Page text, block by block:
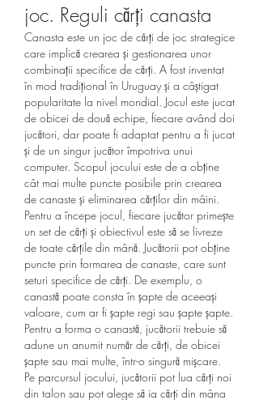
joc. Reguli cărți canasta
Canasta este un joc de cărți de joc strategice
care implică crearea și gestionarea unor
combinații specifice de cărți. A fost inventat
în mod tradițional în Uruguay și a câștigat
popularitate la nivel mondial. Jocul este jucat
de obicei de două echipe, fiecare având doi
jucători, dar poate fi adaptat pentru a fi jucat
și de un singur jucător împotriva unui
computer. Scopul jocului este de a obține
cât mai multe puncte posibile prin crearea
de canaste și eliminarea cărților din mâini.
Pentru a începe jocul, fiecare jucător primește
un set de cărți și obiectivul este să se livreze
de toate cărțile din mână. Jucătorii pot obține
puncte prin formarea de canaste, care sunt
seturi specifice de cărți. De exemplu, o
canastă poate consta în șapte de aceeași
valoare, cum ar fi șapte regi sau șapte șapte.
Pentru a forma o canastă, jucătorii trebuie să
adune un anumit număr de cărți, de obicei
șapte sau mai multe, într-o singură mișcare.
Pe parcursul jocului, jucătorii pot lua cărți noi
din talon sau pot alege să ia cărți din mâna